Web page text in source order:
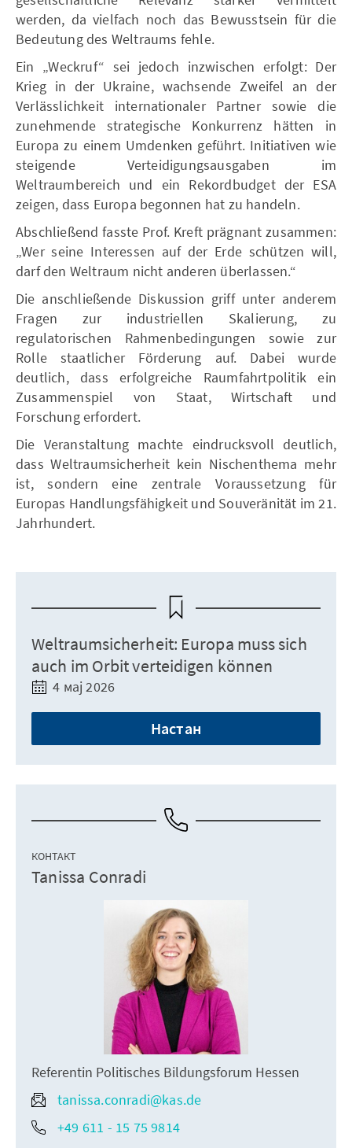
werden, da vielfach noch das Bewusstsein für die
Bedeutung des Weltraums fehle.
Ein „Weckruf“ sei jedoch inzwischen erfolgt: Der
Krieg in der Ukraine, wachsende Zweifel an der
Verlässlichkeit internationaler Partner sowie die
zunehmende strategische Konkurrenz hätten in
Europa zu einem Umdenken geführt. Initiativen wie
steigende Verteidigungsausgaben im
Weltraumbereich und ein Rekordbudget der ESA
zeigen, dass Europa begonnen hat zu handeln.
Abschließend fasste Prof. Kreft prägnant zusammen:
„Wer seine Interessen auf der Erde schützen will,
darf den Weltraum nicht anderen überlassen.“
Die anschließende Diskussion griff unter anderem
Fragen zur industriellen Skalierung, zu
regulatorischen Rahmenbedingungen sowie zur
Rolle staatlicher Förderung auf. Dabei wurde
deutlich, dass erfolgreiche Raumfahrtpolitik ein
Zusammenspiel von Staat, Wirtschaft und
Forschung erfordert.
Die Veranstaltung machte eindrucksvoll deutlich,
dass Weltraumsicherheit kein Nischenthema mehr
ist, sondern eine zentrale Voraussetzung für
Europas Handlungsfähigkeit und Souveränität im 21.
Jahrhundert.
Weltraumsicherheit: Europa muss sich
auch im Orbit verteidigen können
4 мај 2026
Настан
КОНТАКТ
Tanissa Conradi
Referentin Politisches Bildungsforum Hessen
tanissa.conradi@kas.de
+49 611 - 15 75 9814